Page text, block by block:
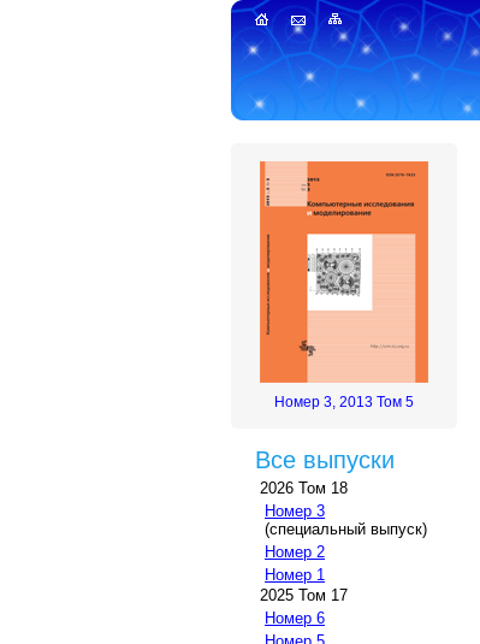
Номер 3, 2013 Том 5
Все выпуски
2026 Том 18
Номер 3
(специальный выпуск)
Номер 2
Номер 1
2025 Том 17
Номер 6